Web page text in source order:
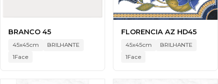
BRANCO 45
45x45cm
BRILHANTE
1Face
FLORENCIA AZ HD45
45x45cm
BRILHANTE
1Face